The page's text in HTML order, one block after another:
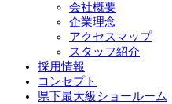
会社概要
企業理念
アクセスマップ
スタッフ紹介
採用情報
コンセプト
県下最大級ショールーム